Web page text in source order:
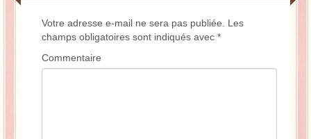
Votre adresse e-mail ne sera pas publiée.
Les
champs obligatoires sont indiqués avec *
Commentaire